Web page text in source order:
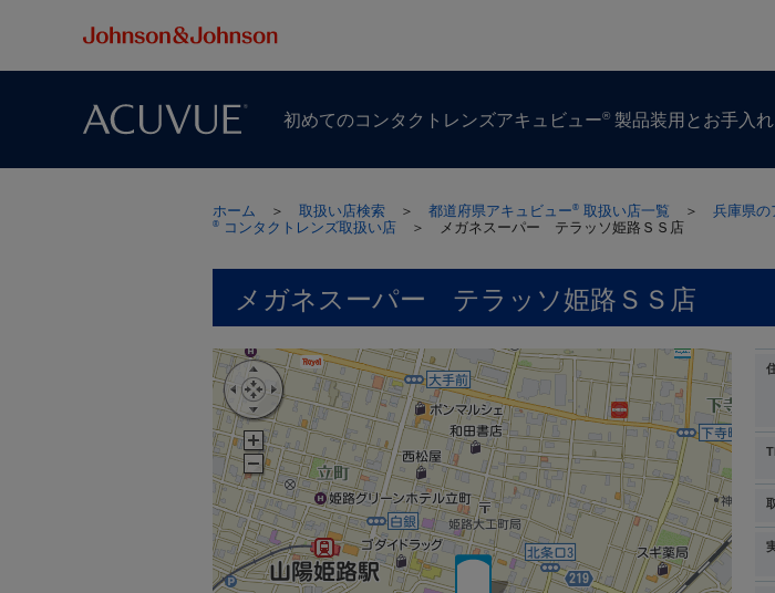
初めての​コンタクトレンズアキュビュー® 製品装用とお手入れ
ホーム ＞ 取扱い店検索 ＞ 都道府県アキュビュー® 取扱い店一覧 ＞ 兵庫県の
® コンタクトレンズ取扱い店 ＞ メガネスーパー テラッソ姫路ＳＳ店
メガネスーパー テラッソ姫路ＳＳ店